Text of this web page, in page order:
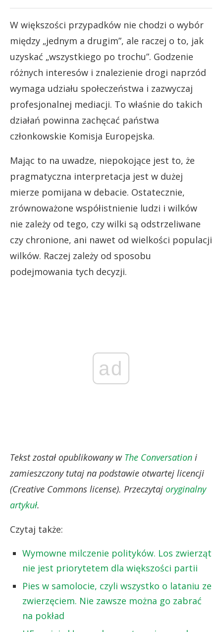
W większości przypadków nie chodzi o wybór
między „jednym a drugim”, ale raczej o to, jak
uzyskać „wszystkiego po trochu”. Godzenie
różnych interesów i znalezienie drogi naprzód
wymaga udziału społeczeństwa i zazwyczaj
profesjonalnej mediacji. To właśnie do takich
działań powinna zachęcać państwa
członkowskie Komisja Europejska.
Mając to na uwadze, niepokojące jest to, że
pragmatyczna interpretacja jest w dużej
mierze pomijana w debacie. Ostatecznie,
zrównoważone współistnienie ludzi i wilków
nie zależy od tego, czy wilki są odstrzeliwane
czy chronione, ani nawet od wielkości populacji
wilków. Raczej zależy od sposobu
podejmowania tych decyzji.
ad
Tekst został opublikowany w The Conversation i
zamieszczony tutaj na podstawie otwartej licencji
(Creative Commons license). Przeczytaj oryginalny
artykuł.
Czytaj także:
Wymowne milczenie polityków. Los zwierząt
nie jest priorytetem dla większości partii
Pies w samolocie, czyli wszystko o lataniu ze
zwierzęciem. Nie zawsze można go zabrać
na pokład